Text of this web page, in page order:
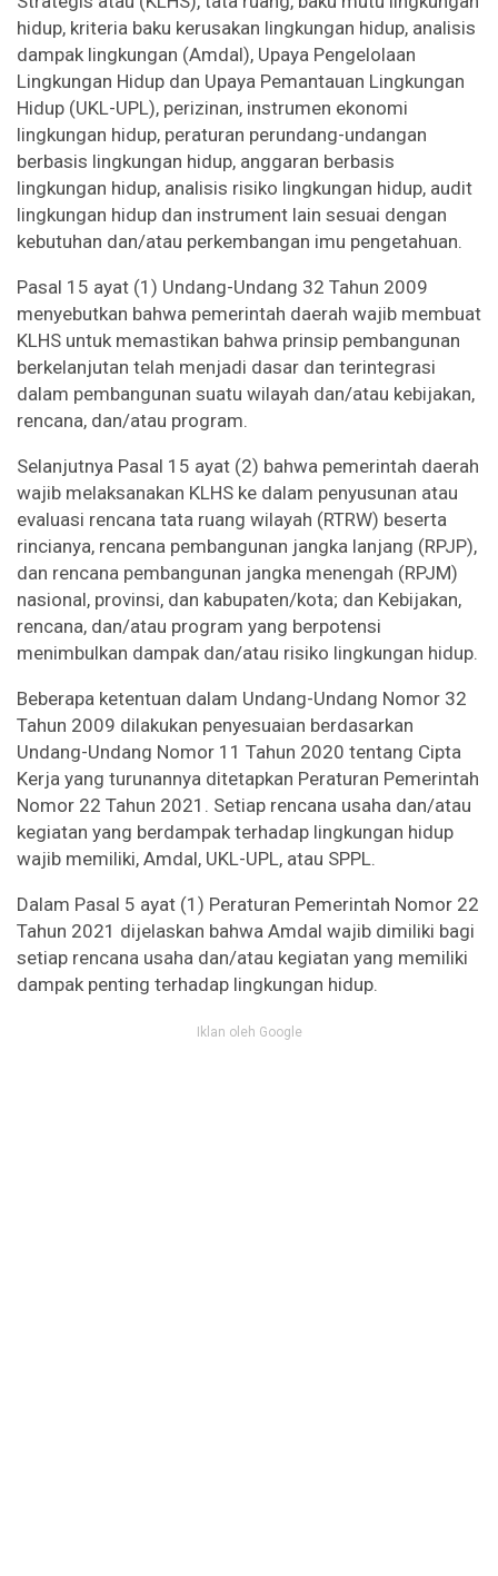
hidup, kriteria baku kerusakan lingkungan hidup, analisis
dampak lingkungan (Amdal), Upaya Pengelolaan
Lingkungan Hidup dan Upaya Pemantauan Lingkungan
Hidup (UKL-UPL), perizinan, instrumen ekonomi
lingkungan hidup, peraturan perundang-undangan
berbasis lingkungan hidup, anggaran berbasis
lingkungan hidup, analisis risiko lingkungan hidup, audit
lingkungan hidup dan instrument lain sesuai dengan
kebutuhan dan/atau perkembangan imu pengetahuan.
Pasal 15 ayat (1) Undang-Undang 32 Tahun 2009
menyebutkan bahwa pemerintah daerah wajib membuat
KLHS untuk memastikan bahwa prinsip pembangunan
berkelanjutan telah menjadi dasar dan terintegrasi
dalam pembangunan suatu wilayah dan/atau kebijakan,
rencana, dan/atau program.
Selanjutnya Pasal 15 ayat (2) bahwa pemerintah daerah
wajib melaksanakan KLHS ke dalam penyusunan atau
evaluasi rencana tata ruang wilayah (RTRW) beserta
rincianya, rencana pembangunan jangka lanjang (RPJP),
dan rencana pembangunan jangka menengah (RPJM)
nasional, provinsi, dan kabupaten/kota; dan Kebijakan,
rencana, dan/atau program yang berpotensi
menimbulkan dampak dan/atau risiko lingkungan hidup.
Beberapa ketentuan dalam Undang-Undang Nomor 32
Tahun 2009 dilakukan penyesuaian berdasarkan
Undang-Undang Nomor 11 Tahun 2020 tentang Cipta
Kerja yang turunannya ditetapkan Peraturan Pemerintah
Nomor 22 Tahun 2021. Setiap rencana usaha dan/atau
kegiatan yang berdampak terhadap lingkungan hidup
wajib memiliki, Amdal, UKL-UPL, atau SPPL.
Dalam Pasal 5 ayat (1) Peraturan Pemerintah Nomor 22
Tahun 2021 dijelaskan bahwa Amdal wajib dimiliki bagi
setiap rencana usaha dan/atau kegiatan yang memiliki
dampak penting terhadap lingkungan hidup.
Iklan oleh Google